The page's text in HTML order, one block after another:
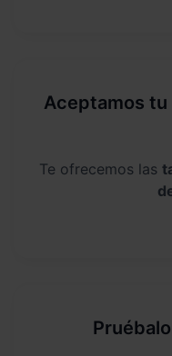
Aceptamos
Te ofrecemos las